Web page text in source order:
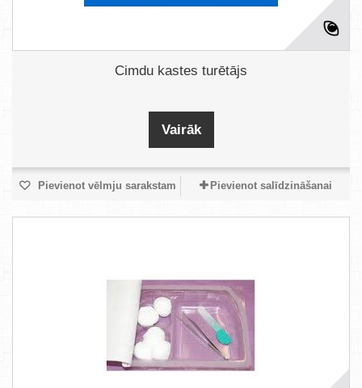
Cimdu kastes turētājs
Vairāk
Pievienot vēlmju sarakstam Pievienot salīdzināšanai